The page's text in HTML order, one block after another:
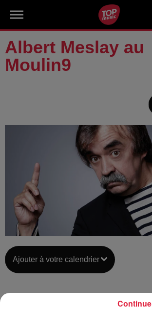
Albert Meslay au
Moulin9
Ajouter à votre calendrier